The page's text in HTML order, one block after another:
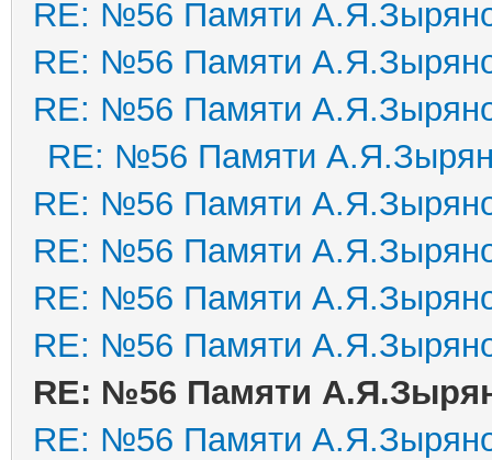
RE: №56 Памяти
RE: №56 Памяти
RE: №56 Памяти
RE: №56 Памяти
RE: №56 Памяти
RE: №56 Памяти
RE: №56 Памяти
RE: №56 Памяти
RE: №56 Памяти
RE: №56 Памяти